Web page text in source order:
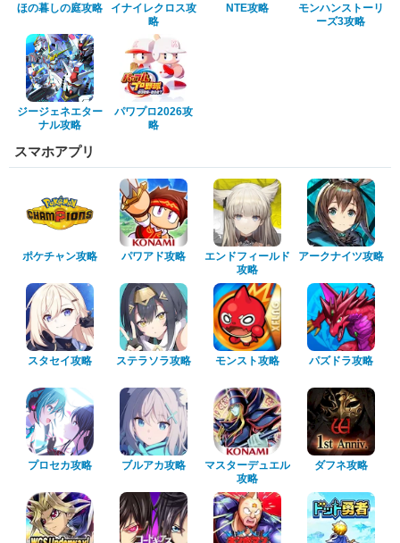
ほの暮しの庭攻略
イナイレクロス攻
略
NTE攻略
モンハンストーリ
ーズ3攻略
ジージェネエター
ナル攻略
パワプロ2026攻
略
スマホアプリ
ポケチャン攻略 パワアド攻略
エンドフィールド
攻略
アークナイツ攻略
スタセイ攻略 ステラソラ攻略 モンスト攻略 パズドラ攻略
プロセカ攻略 ブルアカ攻略
マスターデュエル
攻略
ダフネ攻略